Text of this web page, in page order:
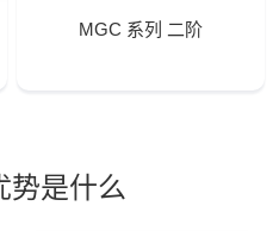
MGC 系列 二阶
势是什么